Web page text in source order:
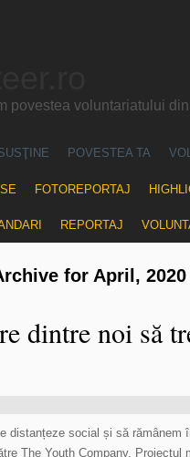
povestea voluntariatului
POVESTEA TA
FOTOREPORTAJ
REPORTAJ
for April, 2020
dintre noi să
distanțeze social și să rămânem
The Youth Company.